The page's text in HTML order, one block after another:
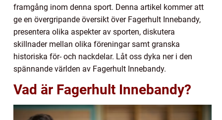
framgång inom denna sport. Denna artikel kommer att
ge en övergripande översikt över Fagerhult Innebandy,
presentera olika aspekter av sporten, diskutera
skillnader mellan olika föreningar samt granska
historiska för- och nackdelar. Låt oss dyka ner i den
spännande världen av Fagerhult Innebandy.
Vad är Fagerhult Innebandy?